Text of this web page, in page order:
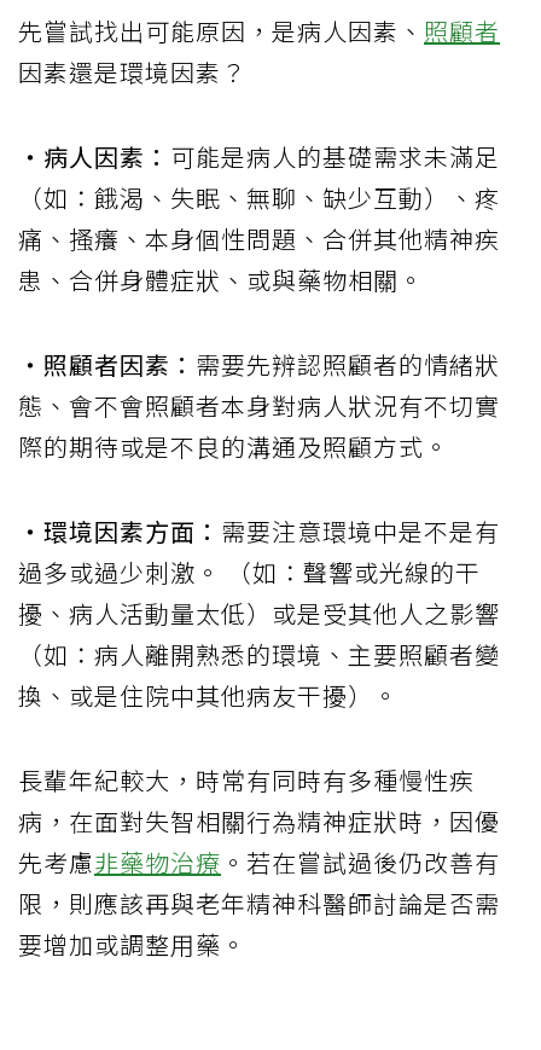
先嘗試找出可能原因，是病人因素、 照顧者
因素還是環境因素？
‧病人因素： 可能是病人的基礎需求未滿足
（如：餓渴、失眠、無聊、缺少互動）、疼
痛、搔癢、本身個性問題、合併其他精神疾
患、合併身體症狀、或與藥物相關。
‧照顧者因素： 需要先辨認照顧者的情緒狀
態、會不會照顧者本身對病人狀況有不切實
際的期待或是不良的溝通及照顧方式。
‧環境因素方面： 需要注意環境中是不是有
過多或過少刺激。 （如：聲響或光線的干
擾、病人活動量太低）或是受其他人之影響
（如：病人離開熟悉的環境、主要照顧者變
換、或是住院中其他病友干擾）。
長輩年紀較大，時常有同時有多種慢性疾
病，在面對失智相關行為精神症狀時，因優
先考慮非藥物治療 。若在嘗試過後仍改善有
限，則應該再與老年精神科醫師討論是否需
要增加或調整用藥。